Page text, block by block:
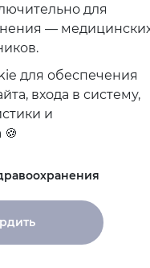
запланированы
для
—
для обеспечения
входа в систему,
и